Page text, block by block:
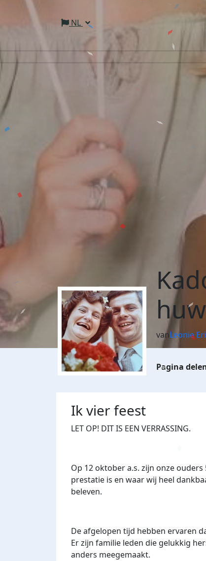
NL
vanLeonie
Ik vier feest
LET OP! DIT IS EEN VERRASSING.
Op 12 oktober a.s. zijn onze
prestatie is en waar wij heel
beleven.
De afgelopen tijd hebben ervaren
Er zijn familie leden die gelukkig
anders meegemaakt.